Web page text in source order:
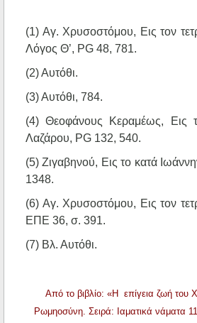
(1) Αγ. Χρυσοστόμου, Εις τον
Λόγος Θ’, PG 48, 781.
(2) Αυτόθι.
(3) Αυτόθι, 784.
(4) Θεοφάνους Κεραμέως, Εις
Λαζάρου, PG 132, 540.
(5) Ζιγαβηνού, Εις το κατά
1348.
(6) Αγ. Χρυσοστόμου, Εις τον
ΕΠΕ 36, σ. 391.
(7) Βλ. Αυτόθι.
Από το βιβλίο: «Η επίγεια ζωή του
Ρωμηοσύνη. Σειρά: Ιαματικά νάματα